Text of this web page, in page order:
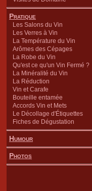
Pratique
Les Salons du Vin
Les Verres à Vin
La Température du Vin
Arômes des Cépages
La Robe du Vin
Qu'est ce qu'un Vin Fermé ?
La Minéralité du Vin
La Réduction
Vin et Carafe
Bouteille entamée
Accords Vin et Mets
Le Décollage d'Étiquettes
Fiches de Dégustation
Humour
Photos